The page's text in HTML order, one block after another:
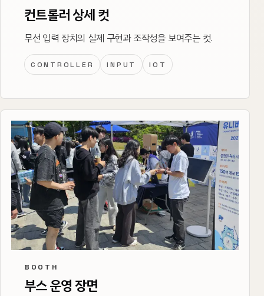
컨트롤러 상세 컷
무선 입력 장치의 실제 구현과 조작성을 보여주는 컷.
CONTROLLER INPUT IOT
BOOTH
부스 운영 장면